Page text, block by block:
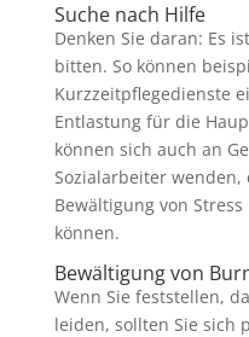
Suche nach Hilfe
Denken Sie daran: Es
bitten. So können
Kurzzeitpflegedienste
Entlastung für die
können sich auch an
Sozialarbeiter wenden,
Bewältigung von
können.
Bewältigung von
Wenn Sie feststellen,
leiden, sollten Sie sich